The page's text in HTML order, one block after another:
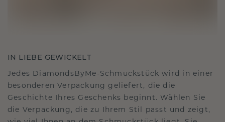
IN LIEBE GEWICKELT
Jedes DiamondsByMe-Schmuckstück wird in einer
besonderen Verpackung geliefert, die die
Geschichte Ihres Geschenks beginnt. Wählen Sie
die Verpackung, die zu Ihrem Stil passt und zeigt,